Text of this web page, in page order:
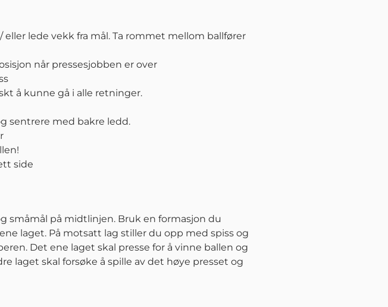
eller lede vekk fra mål. Ta rommet mellom ballfører
når pressesjobben er over
å kunne gå i alle retninger.
sentrere med bakre ledd.
side
småmål på midtlinjen. Bruk en formasjon du
laget. På motsatt lag stiller du opp med spiss og
Det ene laget skal presse for å vinne ballen og
laget skal forsøke å spille av det høye presset og